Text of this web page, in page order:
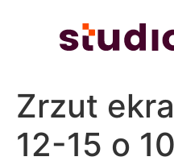
Zrzut
12-15 o